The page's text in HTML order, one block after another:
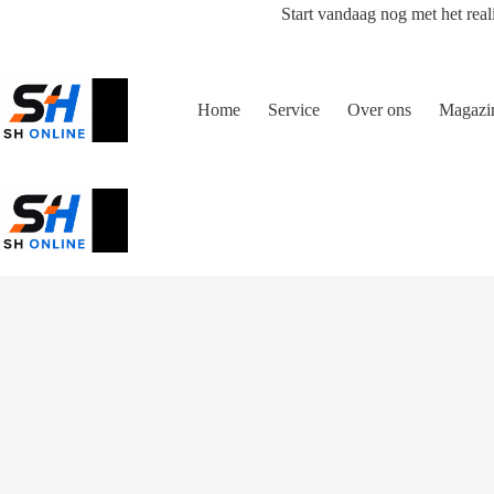
Start vandaag nog met het
Home Service Over ons